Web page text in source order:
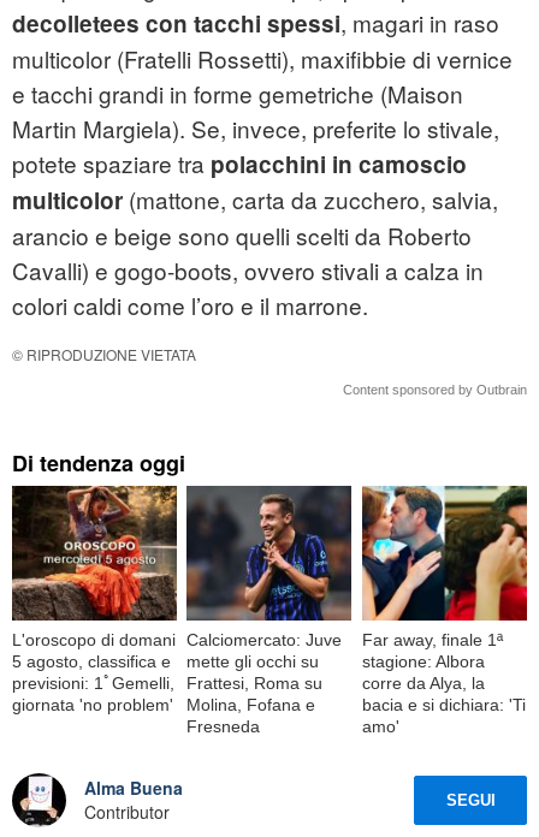
decolletees con tacchi spessi, magari in raso
multicolor (Fratelli Rossetti), maxifibbie di vernice
e tacchi grandi in forme gemetriche (Maison
Martin Margiela). Se, invece, preferite lo stivale,
potete spaziare tra polacchini in camoscio
multicolor (mattone, carta da zucchero, salvia,
arancio e beige sono quelli scelti da Roberto
Cavalli) e gogo-boots, ovvero stivali a calza in
colori caldi come l’oro e il marrone.
© RIPRODUZIONE VIETATA
Content sponsored by Outbrain
Di tendenza oggi
L'oroscopo di domani
5 agosto, classifica e
previsioni: 1ﾟGemelli,
giornata 'no problem'
Calciomercato: Juve
mette gli occhi su
Frattesi, Roma su
Molina, Fofana e
Fresneda
Far away, finale 1ª
stagione: Albora
corre da Alya, la
bacia e si dichiara: 'Ti
amo'
Alma Buena
Contributor
SEGUI